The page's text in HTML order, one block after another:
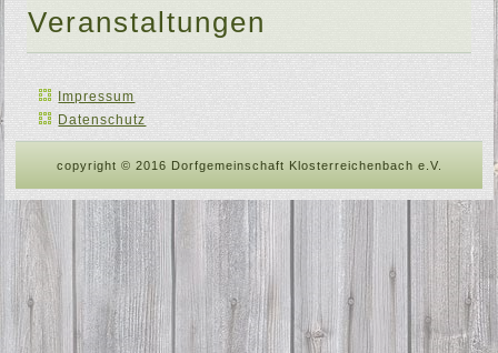
Veranstaltungen
Impressum
Datenschutz
copyright © 2016 Dorfgemeinschaft Klosterreichenbach e.V.